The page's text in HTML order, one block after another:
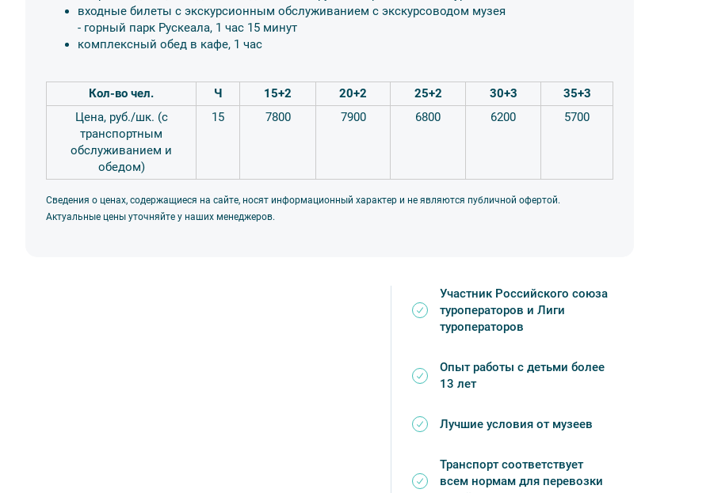
входные билеты с экскурсионным обслуживанием с экскурсоводом музея
- горный парк Рускеала, 1 час 15 минут
комплексный обед в кафе, 1 час
Кол-во чел. Ч 15+2 20+2 25+2 30+3
35+3
Цена, руб./шк. (с
транспортным
обслуживанием и
обедом)
15 7800 7900 6800 6200 5700
Сведения о ценах, содержащиеся на сайте, носят информационный характер и не являются публичной офертой.
Актуальные цены уточняйте у наших менеджеров.
Участник Российского союза
туроператоров и Лиги
туроператоров
Опыт работы с детьми более
13 лет
Лучшие условия от музеев
Транспорт соответствует
всем нормам для перевозки